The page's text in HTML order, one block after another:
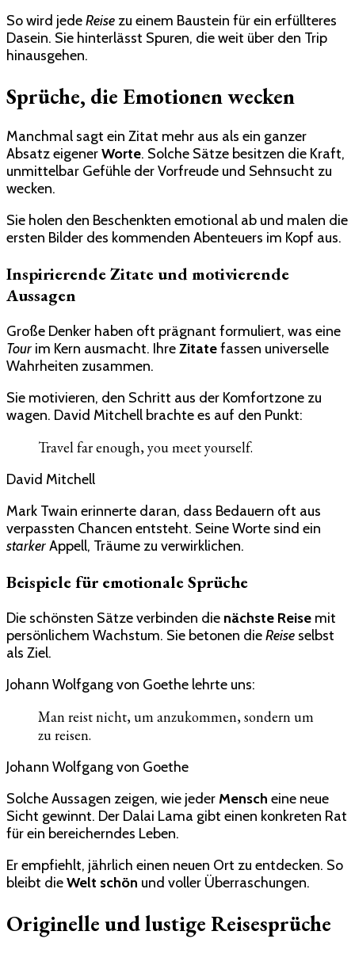
So wird jedeReise zu einem Baustein für ein erfüllteres
Dasein. Sie hinterlässt Spuren, die weit über den Trip
hinausgehen.
Sprüche, die Emotionen wecken
Manchmal sagt ein Zitat mehr aus als ein ganzer
Absatz eigenerWorte. Solche Sätze besitzen die Kraft,
unmittelbar Gefühle der Vorfreude und Sehnsucht zu
wecken.
Sie holen den Beschenkten emotional ab und malen die
ersten Bilder des kommenden Abenteuers im Kopf aus.
Inspirierende Zitate und motivierende
Aussagen
Große Denker haben oft prägnant formuliert, was eine
Tour im Kern ausmacht. IhreZitatefassen universelle
Wahrheiten zusammen.
Sie motivieren, den Schritt aus der Komfortzone zu
wagen. David Mitchell brachte es auf den Punkt:
Travel far enough, you meet yourself.
David Mitchell
Mark Twain erinnerte daran, dass Bedauern oft aus
verpassten Chancen entsteht. Seine Worte sind ein
starkerAppell, Träume zu verwirklichen.
Beispiele für emotionale Sprüche
Die schönsten Sätze verbinden die nächste Reise mit
persönlichem Wachstum. Sie betonen dieReise selbst
als Ziel.
Johann Wolfgang von Goethe lehrte uns:
Man reist nicht, um anzukommen, sondern um
zu reisen.
Johann Wolfgang von Goethe
Solche Aussagen zeigen, wie jederMensch eine neue
Sicht gewinnt. Der Dalai Lama gibt einen konkreten Rat
für ein bereicherndes Leben.
Er empfiehlt, jährlich einen neuen Ort zu entdecken. So
bleibt dieWelt schön und voller Überraschungen.
Originelle und lustige Reisesprüche